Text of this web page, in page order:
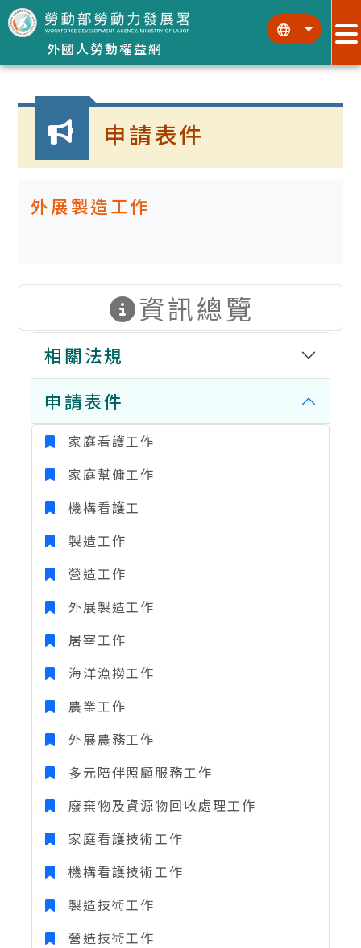
跳到主要內容區塊
外國人勞動權益網
::: :::
:::
申請表件
外展製造工作
資訊總覽
相關法規
申請表件
家庭看護工作
家庭幫傭工作
機構看護工
製造工作
營造工作
外展製造工作
屠宰工作
海洋漁撈工作
農業工作
外展農務工作
多元陪伴照顧服務工作
廢棄物及資源物回收處理工作
家庭看護技術工作
機構看護技術工作
製造技術工作
營造技術工作